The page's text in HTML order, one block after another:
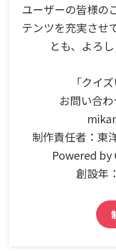
ユーザーの皆様の
テンツを充実させ
とも、よろ
「クイ
お問い合
制作責任者：東
Powered by
創設年